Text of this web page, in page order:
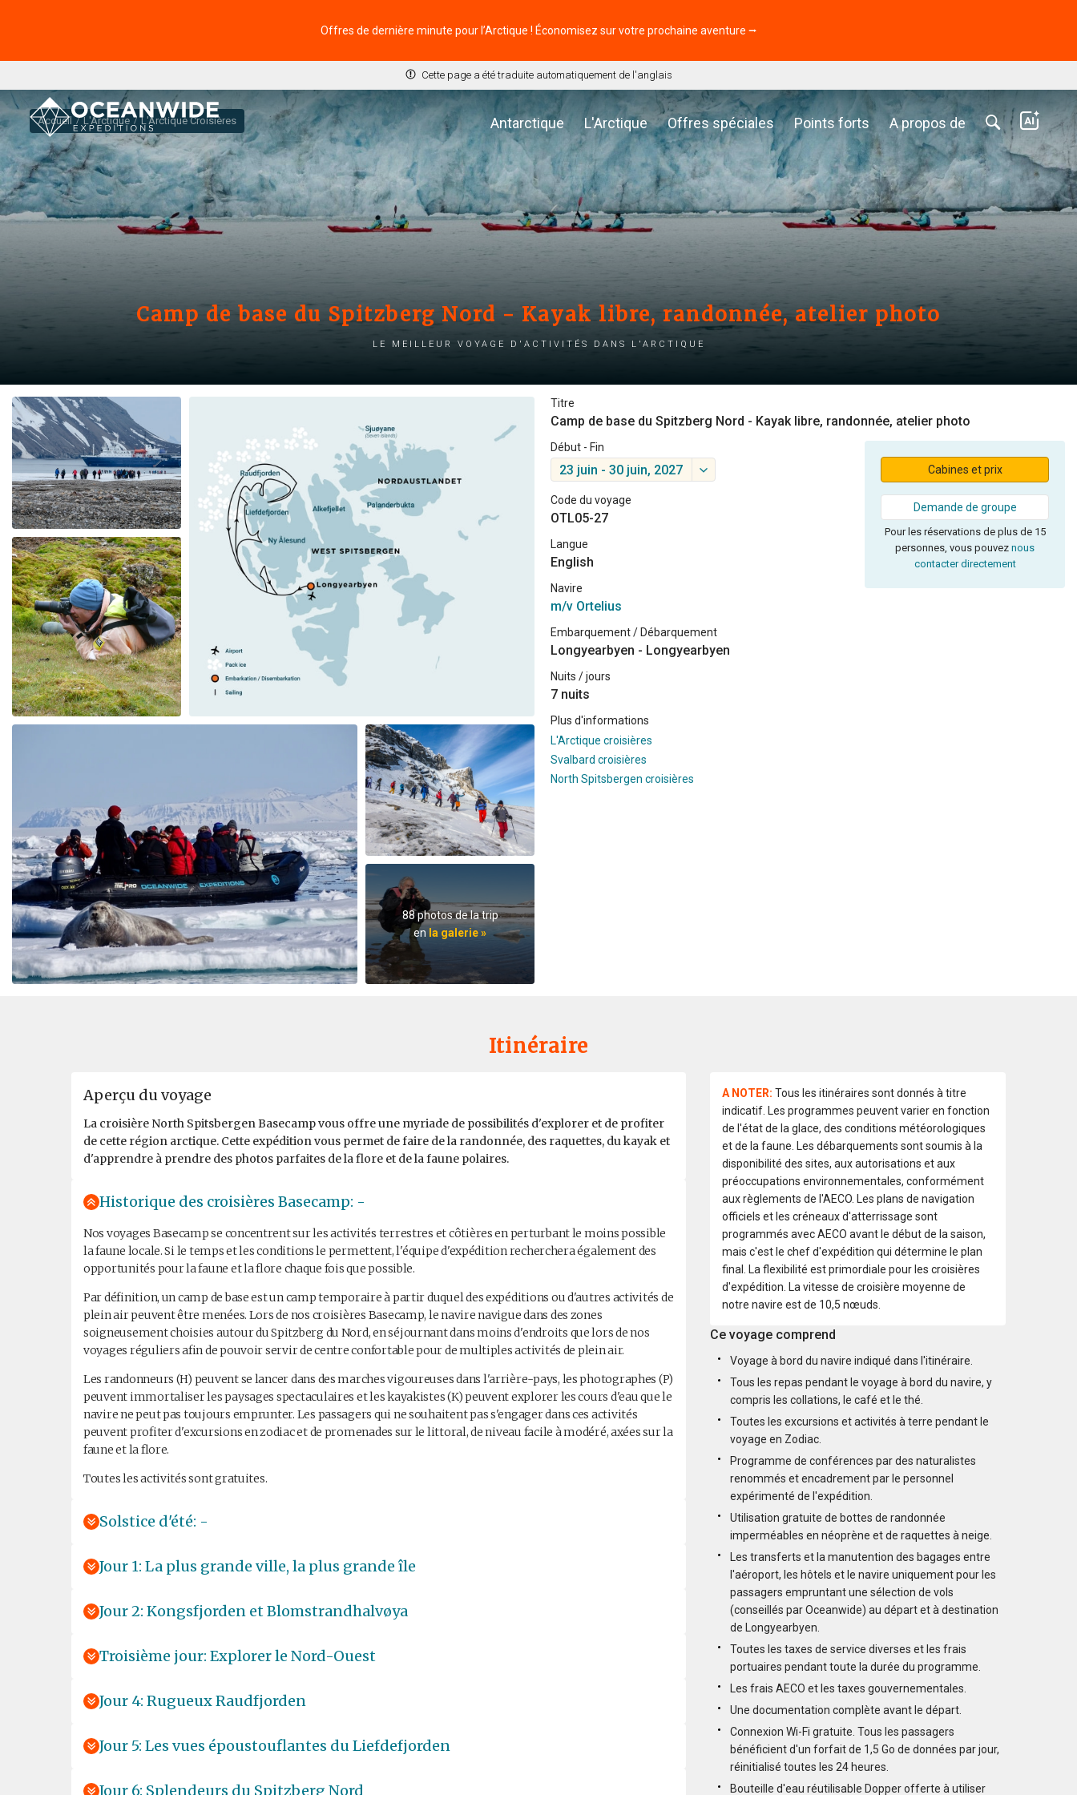
Offres de dernière minute pour l’Arctique ! Économisez sur votre prochaine aventure ⭢
Cette page a été traduite automatiquement de l'anglais
Antarctique L'Arctique Offres spéciales Points forts A propos de
Accueil L'Arctique L'Arctique Croisières
Camp de base du Spitzberg Nord - Kayak libre, randonnée, atelier photo
Le meilleur voyage d'activités dans l'Arctique
88 photos de la trip
en la galerie »
Titre
Camp de base du Spitzberg Nord - Kayak libre, randonnée, atelier photo
Début - Fin
23 juin - 30 juin, 2027
Code du voyage
OTL05-27
Langue
English
Navire
m/v Ortelius
Embarquement / Débarquement
Longyearbyen - Longyearbyen
Nuits / jours
7 nuits
Plus d'informations
L'Arctique croisières
Svalbard croisières
North Spitsbergen croisières
Cabines et prix
Demande de groupe
Pour les réservations de plus de 15
personnes, vous pouvez nous
contacter directement
Itinéraire
Aperçu du voyage
La croisière North Spitsbergen Basecamp vous offre une myriade de possibilités d'explorer et de profiter
de cette région arctique. Cette expédition vous permet de faire de la randonnée, des raquettes, du kayak et
d'apprendre à prendre des photos parfaites de la flore et de la faune polaires.
Historique des croisières Basecamp: -
Nos voyages Basecamp se concentrent sur les activités terrestres et côtières en perturbant le moins possible
la faune locale. Si le temps et les conditions le permettent, l'équipe d'expédition recherchera également des
opportunités pour la faune et la flore chaque fois que possible.
Par définition, un camp de base est un camp temporaire à partir duquel des expéditions ou d'autres activités de
plein air peuvent être menées. Lors de nos croisières Basecamp, le navire navigue dans des zones
soigneusement choisies autour du Spitzberg du Nord, en séjournant dans moins d'endroits que lors de nos
voyages réguliers afin de pouvoir servir de centre confortable pour de multiples activités de plein air.
Les randonneurs (H) peuvent se lancer dans des marches vigoureuses dans l'arrière-pays, les photographes (P)
peuvent immortaliser les paysages spectaculaires et les kayakistes (K) peuvent explorer les cours d'eau que le
navire ne peut pas toujours emprunter. Les passagers qui ne souhaitent pas s'engager dans ces activités
peuvent profiter d'excursions en zodiac et de promenades sur le littoral, de niveau facile à modéré, axées sur la
faune et la flore.
Toutes les activités sont gratuites.
Solstice d'été: -
Jour 1: La plus grande ville, la plus grande île
Jour 2: Kongsfjorden et Blomstrandhalvøya
Troisième jour: Explorer le Nord-Ouest
Jour 4: Rugueux Raudfjorden
Jour 5: Les vues époustouflantes du Liefdefjorden
Jour 6: Splendeurs du Spitzberg Nord
A NOTER: Tous les itinéraires sont donnés à titre
indicatif. Les programmes peuvent varier en fonction
de l'état de la glace, des conditions météorologiques
et de la faune. Les débarquements sont soumis à la
disponibilité des sites, aux autorisations et aux
préoccupations environnementales, conformément
aux règlements de l'AECO. Les plans de navigation
officiels et les créneaux d'atterrissage sont
programmés avec AECO avant le début de la saison,
mais c'est le chef d'expédition qui détermine le plan
final. La flexibilité est primordiale pour les croisières
d'expédition. La vitesse de croisière moyenne de
notre navire est de 10,5 nœuds.
Ce voyage comprend
Voyage à bord du navire indiqué dans l'itinéraire.
Tous les repas pendant le voyage à bord du navire, y
compris les collations, le café et le thé.
Toutes les excursions et activités à terre pendant le
voyage en Zodiac.
Programme de conférences par des naturalistes
renommés et encadrement par le personnel
expérimenté de l'expédition.
Utilisation gratuite de bottes de randonnée
imperméables en néoprène et de raquettes à neige.
Les transferts et la manutention des bagages entre
l'aéroport, les hôtels et le navire uniquement pour les
passagers empruntant une sélection de vols
(conseillés par Oceanwide) au départ et à destination
de Longyearbyen.
Toutes les taxes de service diverses et les frais
portuaires pendant toute la durée du programme.
Les frais AECO et les taxes gouvernementales.
Une documentation complète avant le départ.
Connexion Wi-Fi gratuite. Tous les passagers
bénéficient d'un forfait de 1,5 Go de données par jour,
réinitialisé toutes les 24 heures.
Bouteille d'eau réutilisable Dopper offerte à utiliser